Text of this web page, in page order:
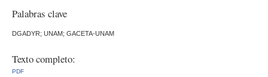
Palabras clave
DGADYR; UNAM; GACETA-UNAM
Texto completo:
PDF